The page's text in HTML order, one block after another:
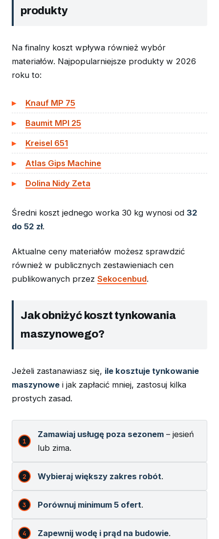
produkty
Na finalny koszt wpływa również wybór
materiałów. Najpopularniejsze produkty w 2026
roku to:
Knauf MP 75
Baumit MPI 25
Kreisel 651
Atlas Gips Machine
Dolina Nidy Zeta
Średni koszt jednego worka 30 kg wynosi od 32
do 52 zł.
Aktualne ceny materiałów możesz sprawdzić
również w publicznych zestawieniach cen
publikowanych przez Sekocenbud.
Jak obniżyć koszt tynkowania
maszynowego?
Jeżeli zastanawiasz się, ile kosztuje tynkowanie
maszynowe i jak zapłacić mniej, zastosuj kilka
prostych zasad.
Zamawiaj usługę poza sezonem – jesień
lub zima.
Wybieraj większy zakres robót.
Porównuj minimum 5 ofert.
Zapewnij wodę i prąd na budowie.